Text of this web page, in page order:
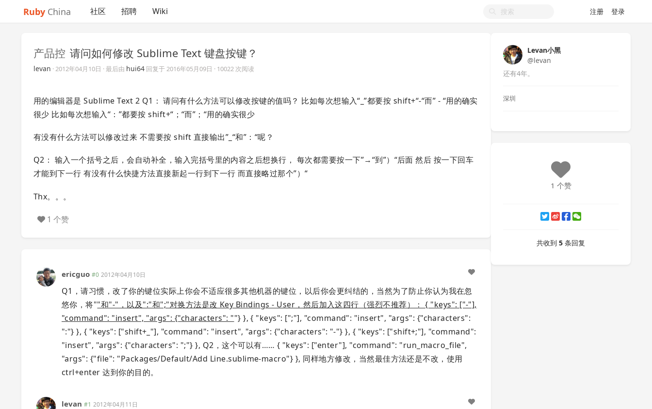
Ruby China 社区 招聘 Wiki 注册 登录
产品控 请问如何修改 Sublime Text 键盘按键？
levan ·2012年04月10日 · 最后由 hui64 回复于2016年05月09日 · 10022 次阅读
用的编辑器是 Sublime Text 2 Q1： 请问有什么方法可以修改按键的值吗？ 比如每次想输入“_”都要按 shift+“-“而” - “用的确实
很少 比如每次想输入“：”都要按 shift+“；“而”；“用的确实很少
有没有什么方法可以修改过来 不需要按 shift 直接输出”_“和”：“呢？
Q2： 输入一个括号之后，会自动补全，输入完括号里的内容之后想换行， 每次都需要按一下”→“到”）“后面 然后 按一下回车
才能到下一行 有没有什么快捷方法直接新起一行到下一行 而直接略过那个”）“
Thx。。。
1 个赞
ericguo #0 2012年04月10日
Q1，请习惯，改了你的键位实际上你会不适应很多其他机器的键位，以后你会更纠结的，当然为了防止你认为我在忽
悠你，将""和"-"，以及":"和";"对换方法是改 Key Bindings - User，然后加入这四行（强烈不推荐）： { "keys": ["-"],
"command": "insert", "args": {"characters": ""} }, { "keys": [";"], "command": "insert", "args": {"characters":
":"} }, { "keys": ["shift+_"], "command": "insert", "args": {"characters": "-"} }, { "keys": ["shift+;"], "command":
"insert", "args": {"characters": ";"} }, Q2，这个可以有…… { "keys": ["enter"], "command": "run_macro_file",
"args": {"file": "Packages/Default/Add Line.sublime-macro"} }, 同样地方修改，当然最佳方法还是不改，使用
ctrl+enter 达到你的目的。
levan #1 2012年04月11日
Levan小黑
@levan
还有4年。
深圳
1 个赞
共收到 5 条回复